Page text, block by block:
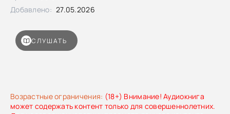
мотивом, который сложно предугадать до самого финала.
Возрастные ограничения: (18+) Внимание! Аудиокнига
может содержать контент только для совершеннолетних.
СЛУШАТЬ
Добавлено: 27.05.2026